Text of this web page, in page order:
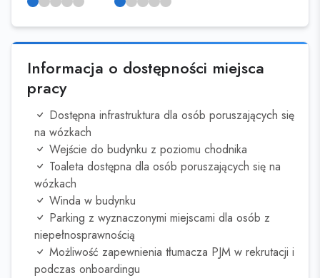
Informacja o dostępności miejsca
pracy
Dostępna infrastruktura dla osób poruszających się
na wózkach
Wejście do budynku z poziomu chodnika
Toaleta dostępna dla osób poruszających się na
wózkach
Winda w budynku
Parking z wyznaczonymi miejscami dla osób z
niepełnosprawnością
Możliwość zapewnienia tłumacza PJM w rekrutacji i
podczas onboardingu